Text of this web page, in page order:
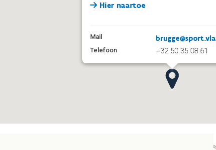
Hier naartoe
Mail
Telefoon +32 50 35 08 61